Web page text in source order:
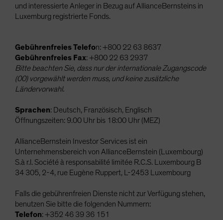
und interessierte Anleger in Bezug auf AllianceBernsteins in
Luxemburg registrierte Fonds.
Gebührenfreies Telefon: +800 22 63 8637
Gebührenfreies Fax: +800 22 63 2937
Bitte beachten Sie, dass nur der internationale Zugangscode
(00) vorgewählt werden muss, und keine zusätzliche
Ländervorwahl.
Sprachen: Deutsch, Französisch, Englisch
Öffnungszeiten: 9.00 Uhr bis 18:00 Uhr (MEZ)
AllianceBernstein Investor Services ist ein
Unternehmensbereich von AllianceBernstein (Luxembourg)
S.à r.l. Société à responsabilité limitée R.C.S. Luxembourg B
34 305, 2-4, rue Eugène Ruppert, L-2453 Luxembourg
Falls die gebührenfreien Dienste nicht zur Verfügung stehen,
benutzen Sie bitte die folgenden Nummern:
Telefon: +352 46 39 36 151